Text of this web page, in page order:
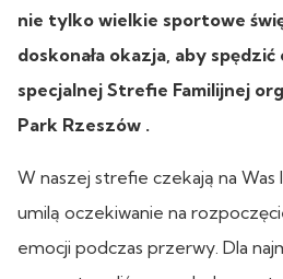
nie tylko wielkie sportowe
doskonała okazja, aby spędzić
specjalnej Strefie Familijnej
Park Rzeszów .
W naszej strefie czekają na
umilą oczekiwanie na
emocji podczas przerwy. Dla